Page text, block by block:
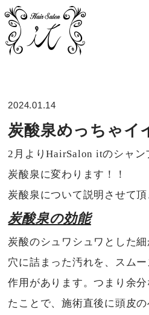
2024.01.14
炭酸泉めっちゃイ
2月よりHairSalon itのシャン
炭酸泉に変わります！！
炭酸泉について説明させて
炭酸泉の効能
炭酸のシュワシュワとした
穴に詰まった汚れを、スム
作用があります。つまり余
たことで、施術直後に頭皮